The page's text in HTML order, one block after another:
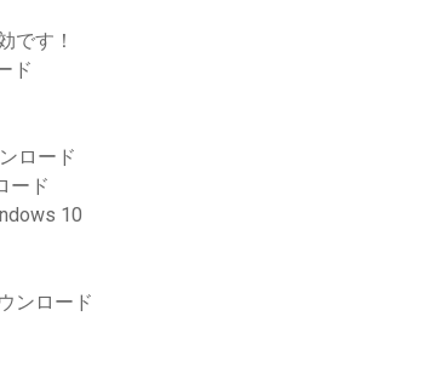
です！
ド
ロード
ード
10
ンロード